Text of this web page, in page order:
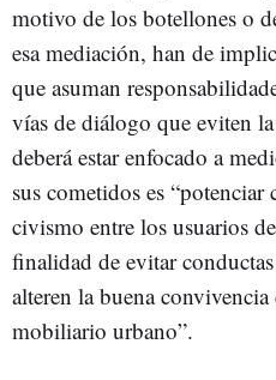
motivo de los botellones o
esa mediación, han de
que asuman
vías de diálogo que eviten
deberá estar enfocado a
sus cometidos es
civismo entre los usuarios
finalidad de evitar
alteren la buena
mobiliario urbano”.